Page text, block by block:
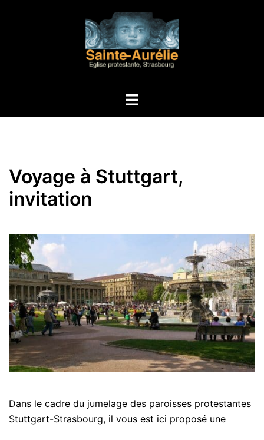
Ouvrir/fermer
Voyage à Stuttgart,
invitation
Dans le cadre du jumelage des paroisses protestantes
Stuttgart-Strasbourg, il vous est ici proposé une